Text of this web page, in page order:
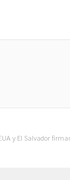
y El Salvador